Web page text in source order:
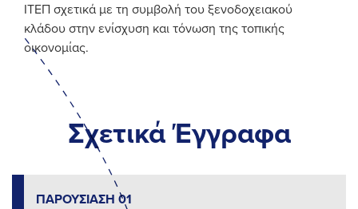
ΙΤΕΠ σχετικά με τη συμβολή του ξενοδοχειακού
κλάδου στην ενίσχυση και τόνωση της τοπικής
οικονομίας.
Σχετικά Έγγραφα
ΠΑΡΟΥΣΙΑΣΗ 01